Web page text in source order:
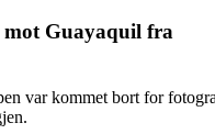
mot Guayaquil fra
var kommet bort for